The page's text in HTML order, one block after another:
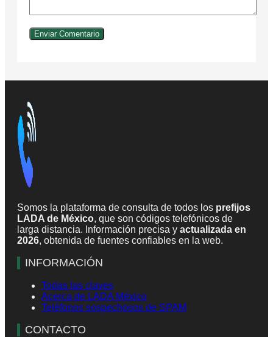
Somos la plataforma de consulta de todos los prefijos
LADA de México, que son códigos telefónicos de
larga distancia. Información precisa y actualizada en
2026, obtenida de fuentes confiables en la web.
INFORMACIÓN
Todas las claves
Acerca de LADA México
Teléfonos sospechosos de SPAM
CONTACTO